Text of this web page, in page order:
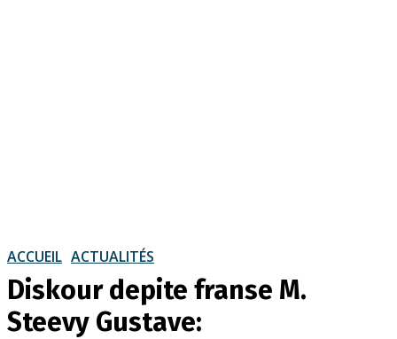
ACCUEIL ACTUALITÉS
Diskour depite franse M.
Steevy Gustave: